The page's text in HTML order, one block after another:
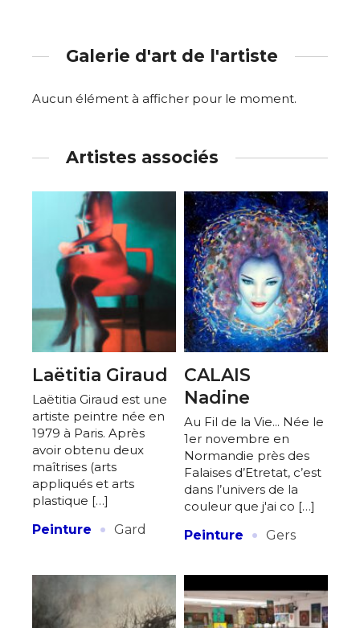
Galerie d'art de l'artiste
Aucun élément à afficher pour le moment.
Artistes associés
Laëtitia Giraud
Laëtitia Giraud est une
artiste peintre née en
1979 à Paris. Après
avoir obtenu deux
maîtrises (arts
appliqués et arts
plastique […]
Peinture
· Gard
CALAIS
Nadine
Au Fil de la Vie... Née le
1er novembre en
Normandie près des
Falaises d’Etretat, c’est
dans l’univers de la
couleur que j'ai co […]
Peinture
· Gers